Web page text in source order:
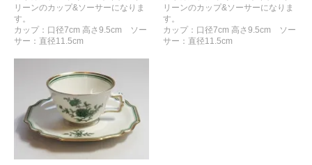
リーンのカップ&ソーサーになりま
す。
カップ：口径7cm 高さ9.5cm ソー
サー：直径11.5cm
リーンのカップ&ソーサーになりま
す。
カップ：口径7cm 高さ9.5cm ソー
サー：直径11.5cm